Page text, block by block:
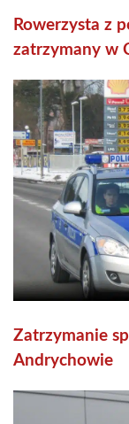
Rowerzysta z
zatrzymany w
Zatrzymanie
Andrychowie